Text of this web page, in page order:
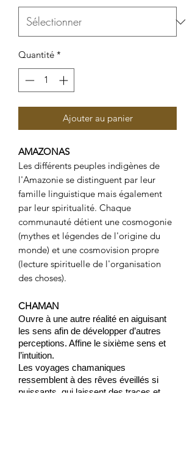
Quantité *
Ajouter au panier
AMAZONAS
Les différents peuples indigènes de
l'Amazonie se distinguent par leur
famille linguistique mais également
par leur spiritualité. Chaque
communauté détient une cosmogonie
(mythes et légendes de l'origine du
monde) et une cosmovision propre
(lecture spirituelle de l'organisation
des choses).
CHAMAN
Ouvre à une autre réalité en aiguisant
les sens afin de développer d’autres
perceptions. Affine le sixième sens et
l’intuition.
Les voyages chamaniques
ressemblent à des rêves éveillés si
puissants, qui laissent des traces et